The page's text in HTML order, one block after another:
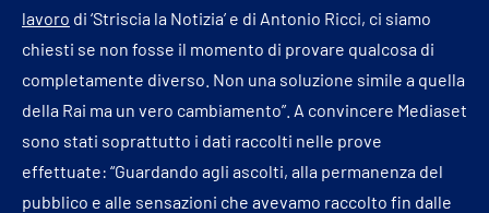
lavoro di ‘Striscia la Notizia’ e di Antonio Ricci, ci siamo
chiesti se non fosse il momento di provare qualcosa di
completamente diverso. Non una soluzione simile a quella
della Rai ma un vero cambiamento”. A convincere Mediaset
sono stati soprattutto i dati raccolti nelle prove
effettuate: “Guardando agli ascolti, alla permanenza del
pubblico e alle sensazioni che avevamo raccolto fin dalle